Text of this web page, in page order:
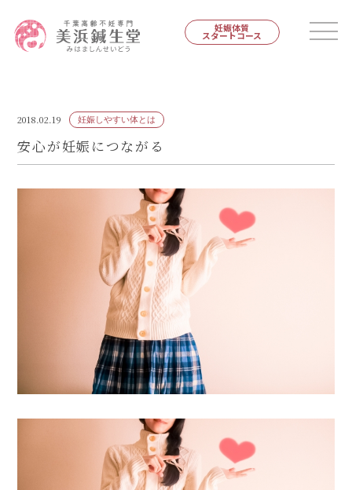
妊娠体質
スタートコース
080-4461-1473
2018.02.19 妊娠しやすい体とは
安心が妊娠につながる